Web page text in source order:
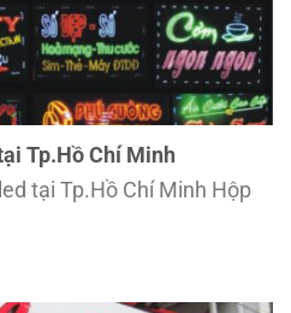
Tp.Hồ Chí Minh
tại Tp.Hồ Chí Minh Hộp